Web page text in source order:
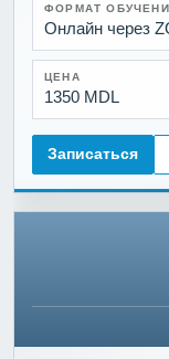
ФОРМАТ
Онлайн через
ЦЕНА
1350 MDL
Записаться